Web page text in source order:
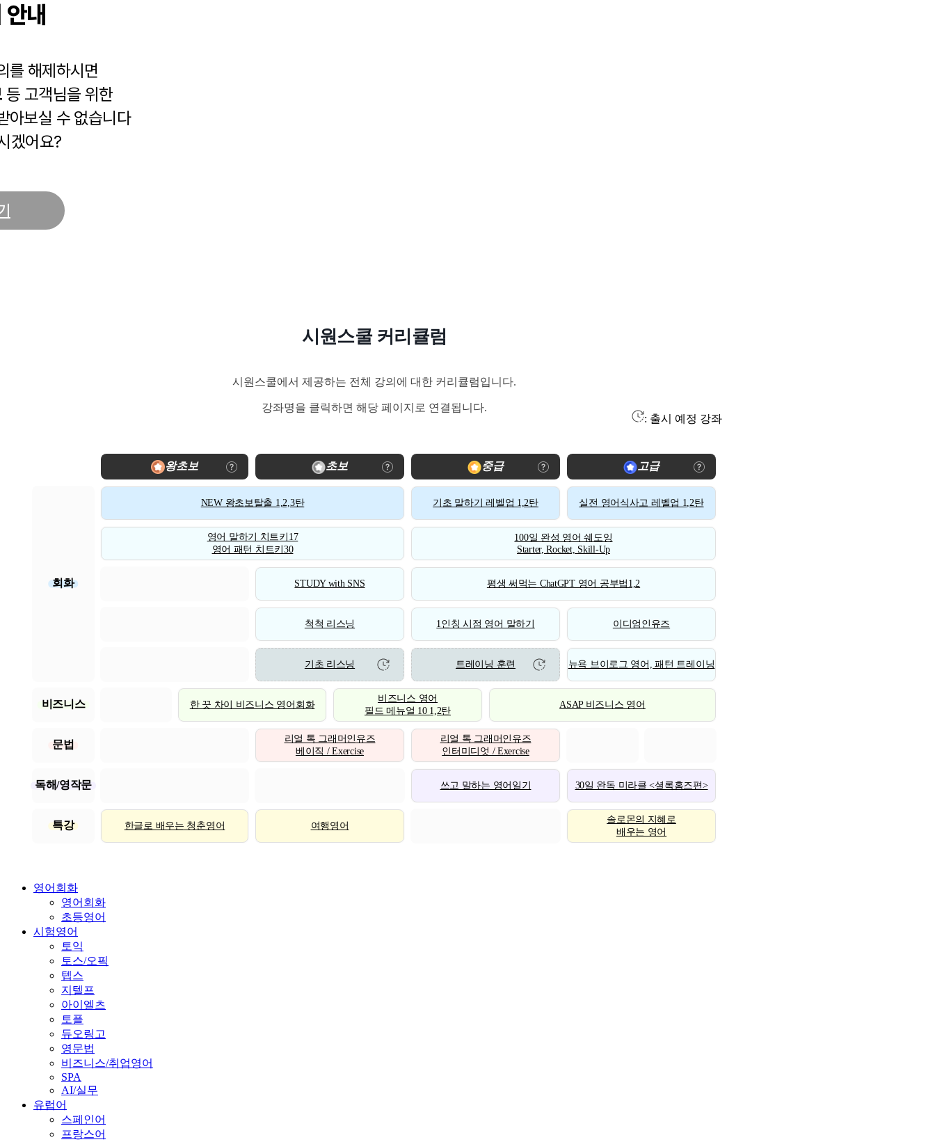
내
를 해제하시면
등 고객님을 위한
아보실 수 없습니다
겠어요?
시원스쿨 커리큘럼
시원스쿨에서 제공하는 전체 강의에 대한 커리큘럼입니다.
강좌명을 클릭하면 해당 페이지로 연결됩니다.
: 출시 예정 강좌
왕초보 초보 중급 고급
회화
NEW 왕초보탈출 1,2,3탄 기초 말하기 레벨업 1,2탄 실전 영어식사고 레벨업 1,2탄
영어 말하기 치트키17
영어 패턴 치트키30
100일 완성 영어 쉐도잉
Starter, Rocket, Skill-Up
STUDY with SNS 평생 써먹는 ChatGPT 영어 공부법1,2
척척 리스닝 1인칭 시점 영어 말하기 이디엄인유즈
기초 리스닝 트레이닝 훈련 뉴욕 브이로그 영어, 패턴 트레이닝
비즈니스 한 끗 차이 비즈니스 영어회화
비즈니스 영어
필드 메뉴얼 10 1,2탄
ASAP 비즈니스 영어
문법
리얼 톡 그래머인유즈
베이직 / Exercise
리얼 톡 그래머인유즈
인터미디엇 / Exercise
독해/영작문 쓰고 말하는 영어일기 30일 완독 미라클 <셜록홈즈편>
특강 한글로 배우는 청춘영어 여행영어
솔로몬의 지혜로
배우는 영어
영어회화
영어회화
초등영어
시험영어
토익
토스/오픽
텝스
지텔프
아이엘츠
토플
듀오링고
영문법
비즈니스/취업영어
SPA
AI/실무
유럽어
스페인어
프랑스어